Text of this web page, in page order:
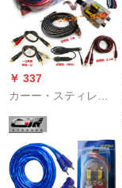
￥ 337
カーー・スティレオ
机能改造セト线材セ
ント车载CD低音炮オ
ハイオ高回転低コン
バータ线材オレフィ
ン5 m Aテープ